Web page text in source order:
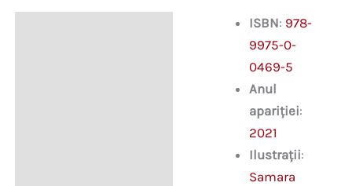
ISBN: 978-
9975-0-
0469-5
Anul
apariției:
2021
Ilustrații:
Samara